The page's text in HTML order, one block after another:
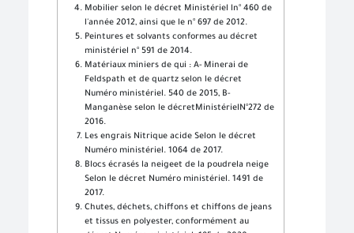
Mobilier selon le décret Ministériel ln° 460 de
l'année 2012, ainsi que le n° 697 de 2012.
Peintures et solvants conformes au décret
ministériel n° 591 de 2014.
Matériaux miniers de qui : A- Minerai de
Feldspath et de quartz selon le décret
Numéro ministériel. 540 de 2015, B-
Manganèse selon le décretMinistérielN°272 de
2016.
Les engrais Nitrique acide Selon le décret
Numéro ministériel. 1064 de 2017.
Blocs écrasés la neigeet de la poudrela neige
Selon le décret Numéro ministériel. 1491 de
2017.
Chutes, déchets, chiffons et chiffons de jeans
et tissus en polyester, conformément au